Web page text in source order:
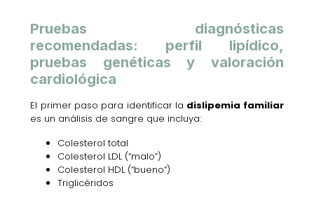
Pruebas diagnósticas
recomendadas: perfil lipídico,
pruebas genéticas y valoración
cardiológica
El primer paso para identificar la dislipemia familiar
es un análisis de sangre que incluya:
Colesterol total
Colesterol LDL (“malo”)
Colesterol HDL (“bueno”)
Triglicéridos